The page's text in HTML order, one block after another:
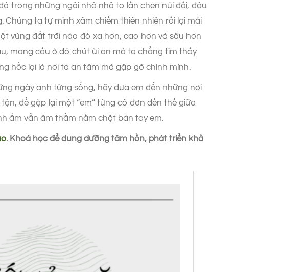
trong những ngôi nhà nhỏ to lấn chen núi đồi, đâu
ta tự mình xâm chiếm thiên nhiên rồi lại mải
vùng đất trời nào đó xa hơn, cao hơn và sâu hơn
mong cầu ở đó chút ủi an mà ta chẳng tìm thấy
hốc lại là nơi ta an tâm mà gặp gỡ chính mình.
ngày anh từng sống, hãy đưa em đến những nơi
để gặp lại một “em” từng cô đơn đến thế giữa
ấm vẫn âm thầm nắm chặt bàn tay em.
. Khoá học để dung dưỡng tâm hồn, phát triển khả